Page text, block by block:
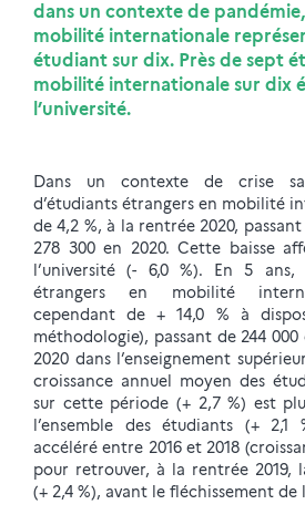
dans un contexte de
mobilité internationale
étudiant sur dix. Près de sept
mobilité internationale sur dix
l’université.
Dans un contexte de crise
d’étudiants étrangers en mobilité
de 4,2 %, à la rentrée 2020,
278 300 en 2020. Cette baisse
l’université (- 6,0 %). En 5 ans,
étrangers en mobilité
cependant de + 14,0 % à
méthodologie), passant de 244 000
2020 dans l’enseignement
croissance annuel moyen des
sur cette période (+ 2,7 %) est
l’ensemble des étudiants (+
accéléré entre 2016 et 2018
pour retrouver, à la rentrée 2019,
(+ 2,4 %), avant le fléchissement de